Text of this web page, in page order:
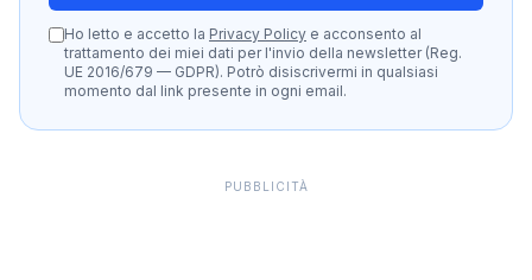
Ho letto e accetto la Privacy Policy e acconsento al
trattamento dei miei dati per l'invio della newsletter (Reg.
UE 2016/679 — GDPR). Potrò disiscrivermi in qualsiasi
momento dal link presente in ogni email.
PUBBLICITÀ